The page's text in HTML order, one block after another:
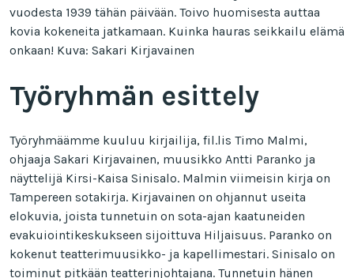
vuodesta 1939 tähän päivään. Toivo huomisesta auttaa
kovia kokeneita jatkamaan. Kuinka hauras seikkailu elämä
onkaan! Kuva: Sakari Kirjavainen
Työryhmän esittely
Työryhmäämme kuuluu kirjailija, fil.lis Timo Malmi,
ohjaaja Sakari Kirjavainen, muusikko Antti Paranko ja
näyttelijä Kirsi-Kaisa Sinisalo. Malmin viimeisin kirja on
Tampereen sotakirja. Kirjavainen on ohjannut useita
elokuvia, joista tunnetuin on sota-ajan kaatuneiden
evakuiointikeskukseen sijoittuva Hiljaisuus. Paranko on
kokenut teatterimuusikko- ja kapellimestari. Sinisalo on
toiminut pitkään teatterinjohtajana. Tunnetuin hänen